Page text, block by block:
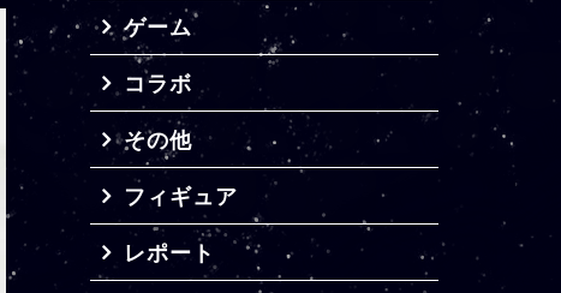
ゲーム
コラボ
その他
フィギュア
レポート